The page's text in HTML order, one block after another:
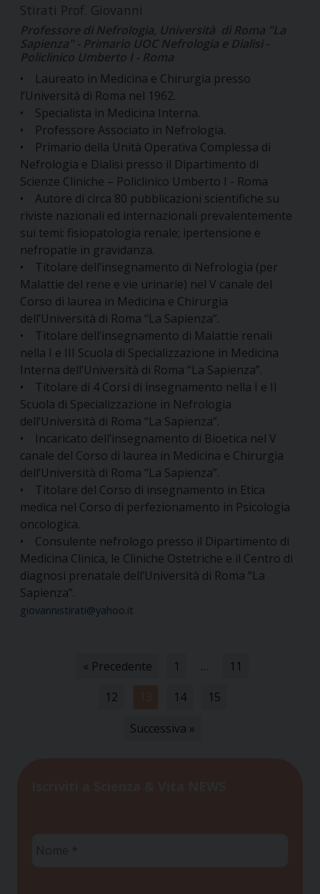
Stirati Prof. Giovanni
Professore di Nefrologia, Università di Roma "La
Sapienza" - Primario UOC Nefrologia e Dialisi -
Policlinico Umberto I - Roma
• Laureato in Medicina e Chirurgia presso
l’Università di Roma nel 1962.
• Specialista in Medicina Interna.
• Professore Associato in Nefrologia.
• Primario della Unità Operativa Complessa di
Nefrologia e Dialisi presso il Dipartimento di
Scienze Cliniche – Policlinico Umberto I - Roma
• Autore di circa 80 pubblicazioni scientifiche su
riviste nazionali ed internazionali prevalentemente
sui temi: fisiopatologia renale; ipertensione e
nefropatie in gravidanza.
• Titolare dell’insegnamento di Nefrologia (per
Malattie del rene e vie urinarie) nel V canale del
Corso di laurea in Medicina e Chirurgia
dell’Università di Roma “La Sapienza”.
• Titolare dell’insegnamento di Malattie renali
nella I e III Scuola di Specializzazione in Medicina
Interna dell’Università di Roma “La Sapienza”.
• Titolare di 4 Corsi di insegnamento nella I e II
Scuola di Specializzazione in Nefrologia
dell’Università di Roma “La Sapienza”.
• Incaricato dell’insegnamento di Bioetica nel V
canale del Corso di laurea in Medicina e Chirurgia
dell’Università di Roma “La Sapienza”.
• Titolare del Corso di insegnamento in Etica
medica nel Corso di perfezionamento in Psicologia
oncologica.
• Consulente nefrologo presso il Dipartimento di
Medicina Clinica, le Cliniche Ostetriche e il Centro di
diagnosi prenatale dell’Università di Roma “La
Sapienza”.
giovannistirati@yahoo.it
« Precedente 1 …
11
12
14
15
Successiva »